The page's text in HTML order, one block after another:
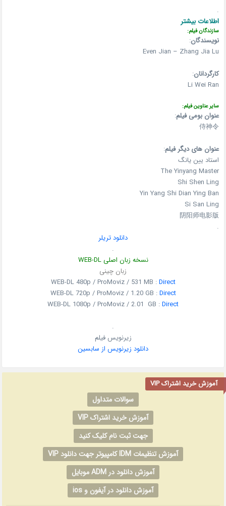
.
اطلاعات بیشتر
سازندگان فیلم:
نویسندگان:
Even Jian – Zhang Jia Lu
کارگردانان:
Li Wei Ran
سایر عناوین فیلم:
عنوان بومی فیلم:
侍神令
عنوان های دیگر فیلم:
استاد یین یانگ
The Yinyang Master
Shi Shen Ling
Yin Yang Shi Dian Ying Ban
Si San Ling
阴阳师电影版
.
دانلود تریلر
.
نسخه زبان اصلی WEB-DL
زبان چینی
WEB-DL 480p / ProMoviz / 531 MB :Direct
WEB-DL 720p / ProMoviz / 1.20 GB :Direct
WEB-DL 1080p / ProMoviz / 2.01 GB :Direct
.
زیرنویس فیلم
دانلود زیرنویس از سابسین
آموزش خرید اشتراک VIP
سوالات متداول
آموزش خرید اشتراک VIP
جهت ثبت نام کلیک کنید
آموزش تنظیمات IDM کامپیوتر جهت دانلود VIP
آموزش دانلود در ADM موبایل
آموزش دانلود در آیفون و ios